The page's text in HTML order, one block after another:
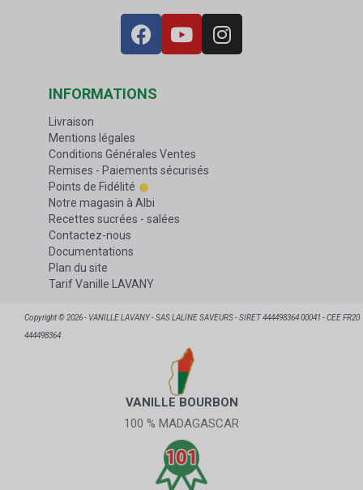
INFORMATIONS
Livraison
Mentions légales
Conditions Générales Ventes
Remises - Paiements sécurisés
Points de Fidélité
Notre magasin à Albi
Recettes sucrées - salées
Contactez-nous
Documentations
Plan du site
Tarif Vanille LAVANY
Copyright © 2026 - VANILLE LAVANY - SAS LALINE SAVEURS - SIRET 444498364 00041 - CEE FR20
444498364
VANILLE BOURBON
100 % MADAGASCAR